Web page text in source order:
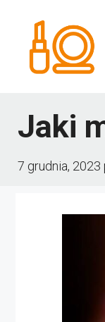
Jaki
7 grudnia, 2023